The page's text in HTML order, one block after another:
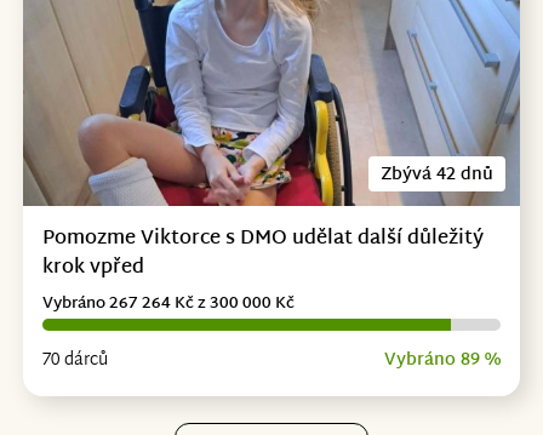
Zbývá 42 dnů
Pomozme Viktorce s DMO udělat další důležitý
krok vpřed
70 dárců Vybráno 89 %
Vybráno 267 264 Kč z 300 000 Kč